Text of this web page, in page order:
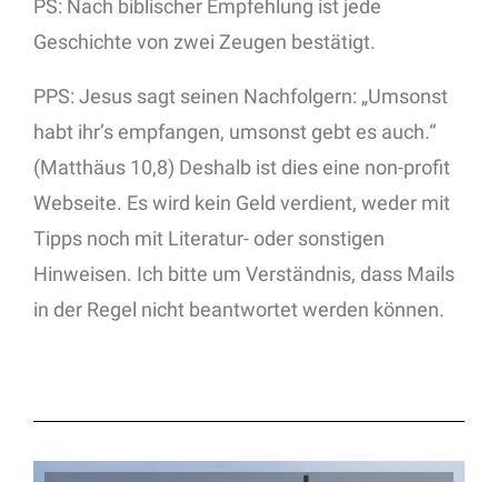
PS: Nach biblischer Empfehlung ist jede
Geschichte von zwei Zeugen bestätigt.
PPS: Jesus sagt seinen Nachfolgern: „Umsonst
habt ihr’s empfangen, umsonst gebt es auch.“
(Matthäus 10,8) Deshalb ist dies eine non-profit
Webseite. Es wird kein Geld verdient, weder mit
Tipps noch mit Literatur- oder sonstigen
Hinweisen. Ich bitte um Verständnis, dass Mails
in der Regel nicht beantwortet werden können.